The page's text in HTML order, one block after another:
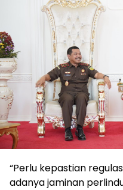
“Perlu kepastian
adanya jaminan